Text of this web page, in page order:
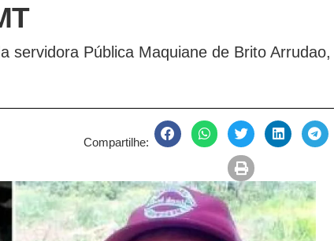
servidora Pública Maquiane de Brito Arrudao,
Compartilhe: